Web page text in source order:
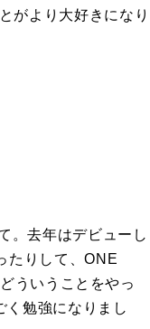
がより大好きになり
。去年はデビューし
たりして、ONE
ういうことをやっ
く勉強になりまし